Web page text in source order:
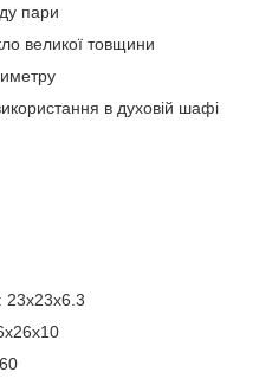
пари
великої товщини
в духовій шафі
23x23x6.3